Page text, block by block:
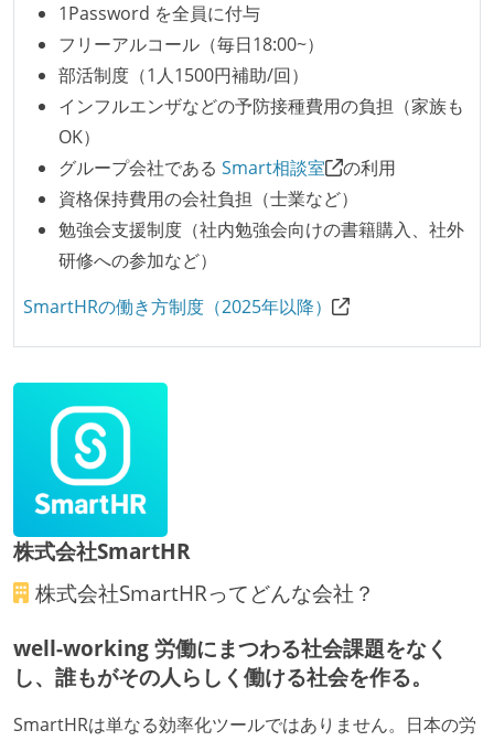
待遇・福利厚生
入社時には、各自希望のスペックの PC やディスプレ
イが支給される
職業安定法に対応する記載事項
受動喫煙防止措置：屋内禁煙（屋内に喫煙可能室設
置）
1Password を全員に付与
フリーアルコール（毎日18:00~）
部活制度（1人1500円補助/回）
インフルエンザなどの予防接種費用の負担（家族も
OK）
グループ会社である Smart相談室
の利用
資格保持費用の会社負担（士業など）
勉強会支援制度（社内勉強会向けの書籍購入、社外
研修への参加など）
SmartHRの働き方制度（2025年以降）
株式会社SmartHR
株式会社SmartHRってどんな会社？
well-working 労働にまつわる社会課題をなく
し、誰もがその人らしく働ける社会を作る。
SmartHRは単なる効率化ツールではありません。日本の労